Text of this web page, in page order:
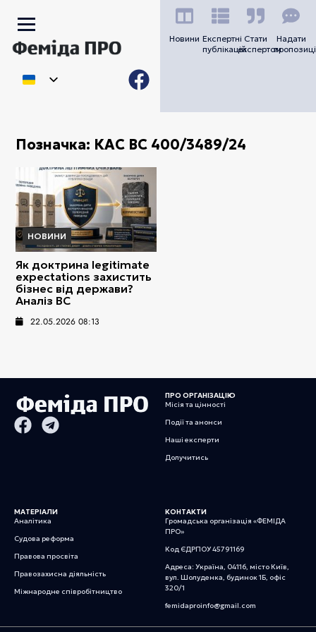
Новини Експертні
публікацій
Стати
експертом
Надати
Позначка: КАС ВС 400/3489/24
НОВИНИ
Як доктрина legitimate
expectations захистить
бізнес від держави?
Аналіз ВС
22.05.2026 08:13
ПРО ОРГАНІЗАЦІЮ
Місія та цінності
Події та анонси
Наші експерти
Долучитись
МАТЕРІАЛИ
Аналітика
Судова реформа
Правова просвіта
Правозахисна діяльність
Міжнародне співробітництво
КОНТАКТИ
Громадська організація «ФЕМІДА
ПРО»
Код ЄДРПОУ 45791169
Адреса: Україна, 04116, місто Київ,
вул. Шолуденка, будинок 1Б, офіс
320/1
femidaproinfo@gmail.com